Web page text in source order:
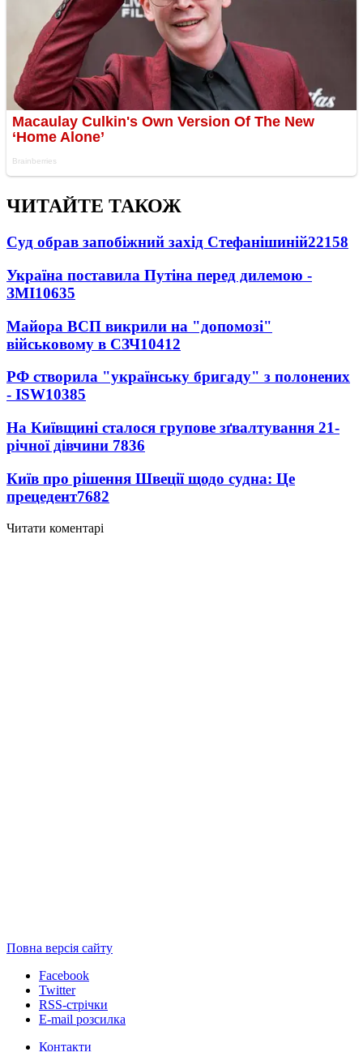
ЧИТАЙТЕ ТАКОЖ
Суд обрав запобіжний захід Стефанішиній22158
Україна поставила Путіна перед дилемою -
ЗМІ10635
Майора ВСП викрили на "допомозі"
військовому в СЗЧ10412
РФ створила "українську бригаду" з полонених
- ISW10385
На Київщині сталося групове зґвалтування 21-
річної дівчини 7836
Київ про рішення Швеції щодо судна: Це
прецедент7682
Читати коментарі
Повна версія сайту
Facebook
Twitter
RSS-стрічки
E-mail розсилка
Контакти